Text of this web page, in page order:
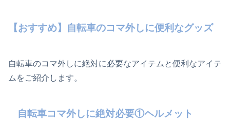
【おすすめ】自転車のコマ外しに便利なグッズ
自転車のコマ外しに絶対に必要なアイテムと便利なアイテ
ムをご紹介します。
自転車コマ外しに絶対必要①ヘルメット